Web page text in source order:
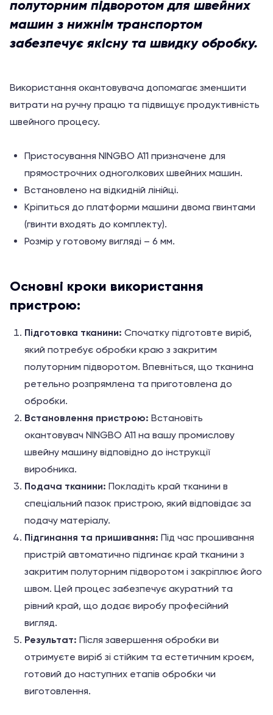
полуторним підворотом для швейних
машин з нижнім транспортом
забезпечує якісну та швидку обробку.
Використання окантовувача допомагає зменшити
витрати на ручну працю та підвищує продуктивність
швейного процесу.
Пристосування NINGBO A11 призначене для
прямострочних одноголкових швейних машин.
Встановлено на відкидній лінійці.
Кріпиться до платформи машини двома гвинтами
(гвинти входять до комплекту).
Розмір у готовому вигляді – 6 мм.
Основні кроки використання
пристрою:
Підготовка тканини: Спочатку підготовте виріб,
який потребує обробки краю з закритим
полуторним підворотом. Впевніться, що тканина
ретельно розпрямлена та приготовлена до
обробки.
Встановлення пристрою: Встановіть
окантовувач NINGBO A11 на вашу промислову
швейну машину відповідно до інструкції
виробника.
Подача тканини: Покладіть край тканини в
спеціальний пазок пристрою, який відповідає за
подачу матеріалу.
Підгинання та пришивання: Під час прошивання
пристрій автоматично підгинає край тканини з
закритим полуторним підворотом і закріплює його
швом. Цей процес забезпечує акуратний та
рівний край, що додає виробу професійний
вигляд.
Результат: Після завершення обробки ви
отримуєте виріб зі стійким та естетичним кроєм,
готовий до наступних етапів обробки чи
виготовлення.